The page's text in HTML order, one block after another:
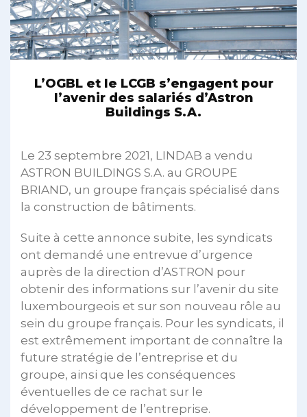
L’OGBL et le LCGB s’engagent pour
l’avenir des salariés d’Astron
Buildings S.A.
Le 23 septembre 2021, LINDAB a vendu
ASTRON BUILDINGS S.A. au GROUPE
BRIAND, un groupe français spécialisé dans
la construction de bâtiments.
Suite à cette annonce subite, les syndicats
ont demandé une entrevue d’urgence
auprès de la direction d’ASTRON pour
obtenir des informations sur l’avenir du site
luxembourgeois et sur son nouveau rôle au
sein du groupe français. Pour les syndicats, il
est extrêmement important de connaître la
future stratégie de l’entreprise et du
groupe, ainsi que les conséquences
éventuelles de ce rachat sur le
développement de l’entreprise.